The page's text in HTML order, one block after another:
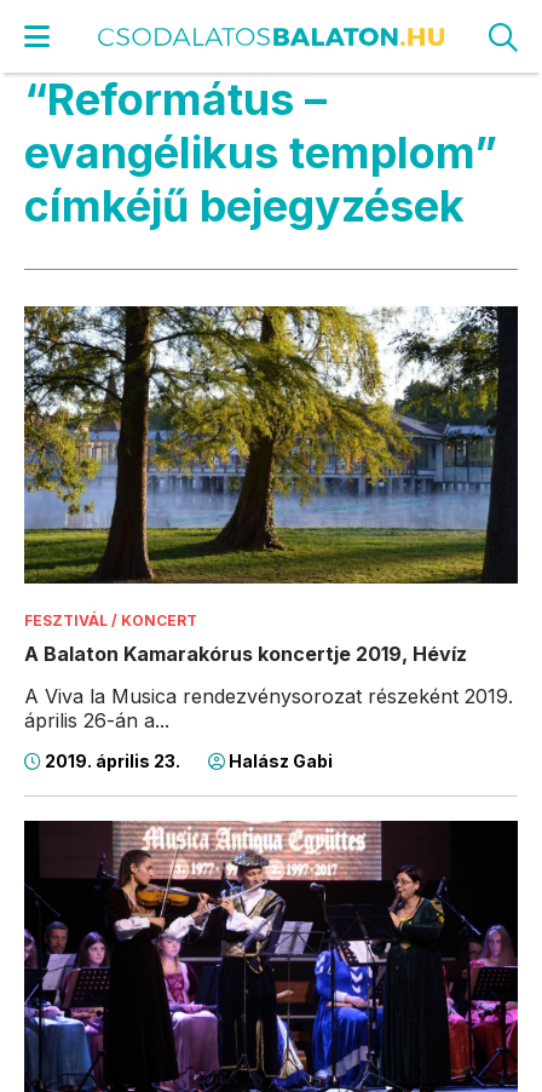
“Református –
evangélikus templom”
címkéjű bejegyzések
FESZTIVÁL / KONCERT
A Balaton Kamarakórus koncertje 2019, Hévíz
A Viva la Musica rendezvénysorozat részeként 2019.
április 26-án a...
2019. április 23. Halász Gabi